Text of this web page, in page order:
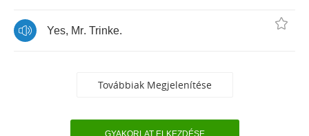
Yes, Mr. Trinke.
Továbbiak Megjelenítése
GYAKORLAT ELKEZDÉSE